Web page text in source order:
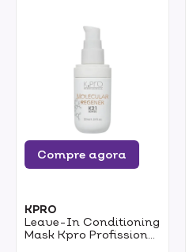
Compre agora
KPRO
Leave-In Conditioning
Mask Kpro Profissional